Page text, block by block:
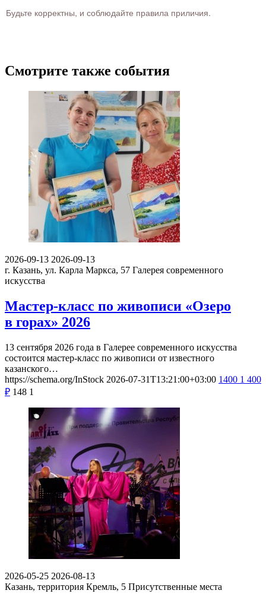
Будьте корректны, и соблюдайте правила приличия.
Смотрите также события
2026-09-13 2026-09-13
г. Казань, ул. Карла Маркса, 57 Галерея современного
искусства
Мастер-класс по живописи «Озеро
в горах» 2026
13 сентября 2026 года в Галерее современного искусства
состоится мастер-класс по живописи от известного
казанского…
https://schema.org/InStock 2026-07-31T13:21:00+03:00 1400 1 400
₽ 148 1
2026-05-25 2026-08-13
Казань, территория Кремль, 5 Присутственные места